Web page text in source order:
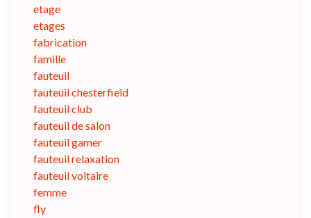
etage
etages
fabrication
famille
fauteuil
fauteuil chesterfield
fauteuil club
fauteuil de salon
fauteuil gamer
fauteuil relaxation
fauteuil voltaire
femme
fly